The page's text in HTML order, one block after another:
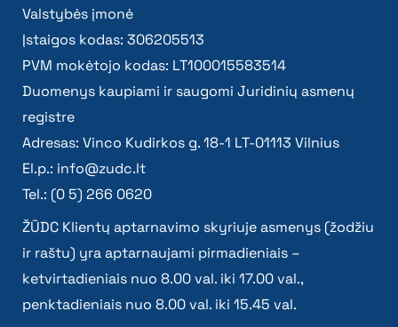
Valstybės įmonė
Įstaigos kodas: 306205513
PVM mokėtojo kodas: LT100015583514
Duomenys kaupiami ir saugomi Juridinių asmenų
registre
Adresas: Vinco Kudirkos g. 18-1 LT-01113 Vilnius
El.p.: info@zudc.lt
Tel.: (0 5) 266 0620
ŽŪDC Klientų aptarnavimo skyriuje asmenys (žodžiu
ir raštu) yra aptarnaujami pirmadieniais –
ketvirtadieniais nuo 8.00 val. iki 17.00 val.,
penktadieniais nuo 8.00 val. iki 15.45 val.